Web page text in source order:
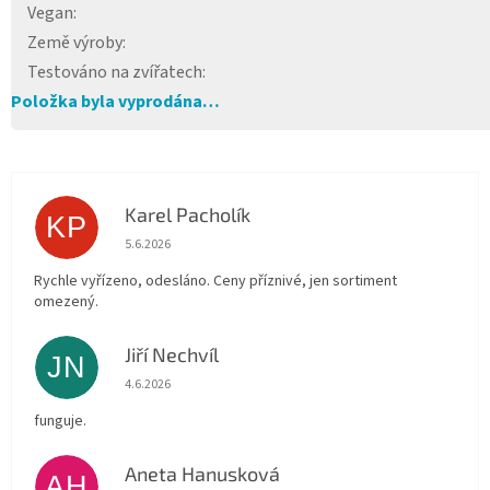
Vegan:
Země výroby:
Testováno na zvířatech:
Položka byla vyprodána…
KP Karel Pacholík
Hodnocení obchodu je 4 z 5 hvězdiček.
5.6.2026
Rychle vyřízeno, odesláno. Ceny příznivé, jen sortiment
omezený.
JN Jiří Nechvíl
Hodnocení obchodu je 5 z 5 hvězdiček.
4.6.2026
funguje.
Aneta Hanusková